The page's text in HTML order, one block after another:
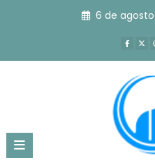
6 de
Tag: o que é